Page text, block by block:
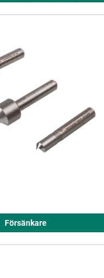
Försänkare